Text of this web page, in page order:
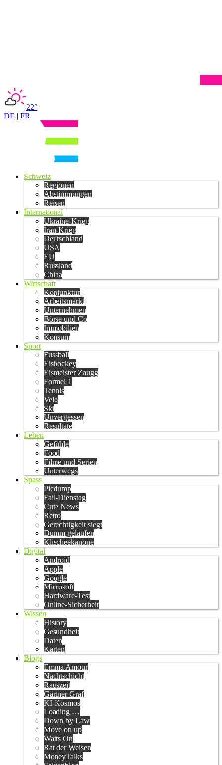
22°
DE | FR
Schweiz
Regionen
Abstimmungen
Reisen
International
Ukraine-Krieg
Iran-Krieg
Deutschland
USA
EU
Russland
China
Wirtschaft
Konjunktur
Arbeitsmarkt
Unternehmen
Börse und Co
Immobilien
Konsum
Sport
Fussball
Eishockey
Eismeister Zaugg
Formel 1
Tennis
Velo
Ski
Unvergessen
Resultate
Leben
Gefühle
Food
Filme und Serien
Unterwegs
Spass
Picdump
Fail-Dienstag
Cute News
Retro
Gerechtigkeit siegt
Dumm gelaufen
Klischeekanone
Digital
Android
Apple
Google
Microsoft
Hardware-Test
Online-Sicherheit
Wissen
History
Gesundheit
Daten
Karten
Blogs
Emma Amour
Nachtschicht
Rauszeit
Gärtner Graf
KI-Kosmos
Loading …
Down by Law
Move on up
Watts On
Rat der Weisen
MoneyTalks